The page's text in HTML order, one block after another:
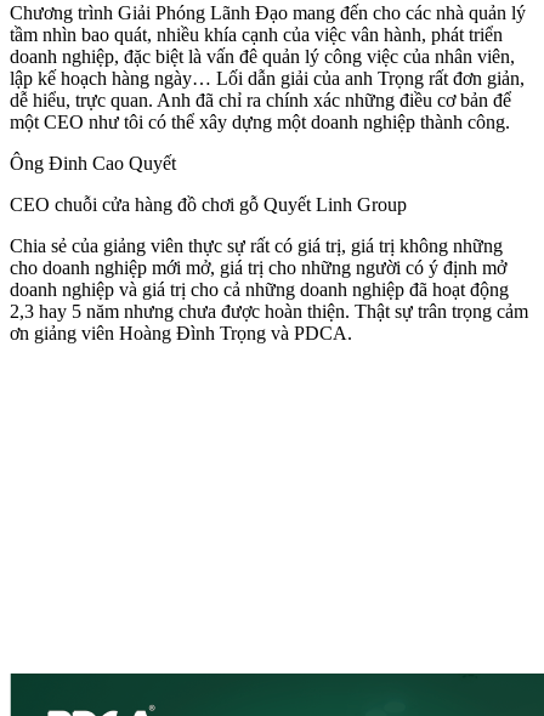
Chương trình Giải Phóng Lãnh Đạo mang đến cho các nhà quản lý
tầm nhìn bao quát, nhiều khía cạnh của việc vân hành, phát triển
doanh nghiệp, đặc biệt là vấn đê quản lý công việc của nhân viên,
lập kế hoạch hàng ngày… Lối dẫn giải của anh Trọng rất đơn giản,
dễ hiểu, trực quan. Anh đã chỉ ra chính xác những điều cơ bản để
một CEO như tôi có thể xây dựng một doanh nghiệp thành công.
Ông Đinh Cao Quyết
CEO chuỗi cửa hàng đồ chơi gỗ Quyết Linh Group
Chia sẻ của giảng viên thực sự rất có giá trị, giá trị không những
cho doanh nghiệp mới mở, giá trị cho những người có ý định mở
doanh nghiệp và giá trị cho cả những doanh nghiệp đã hoạt động
2,3 hay 5 năm nhưng chưa được hoàn thiện. Thật sự trân trọng cảm
ơn giảng viên Hoàng Đình Trọng và PDCA.